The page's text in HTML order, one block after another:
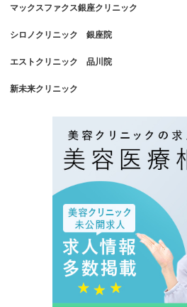
マックスファクス銀座クリニック
シロノクリニック 銀座院
エストクリニック 品川院
新未来クリニック